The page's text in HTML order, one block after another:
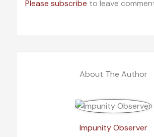
Please subscribe to leave
About The Author
Impunity Observer